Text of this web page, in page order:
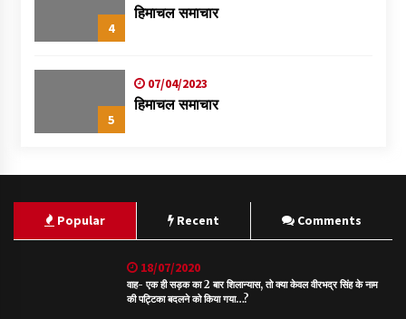
4
हिमाचल समाचार
5
07/04/2023
हिमाचल समाचार
Popular Recent Comments
18/07/2020
वाह- एक ही सड़क का 2 बार शिलान्यास, तो क्या केवल वीरभद्र सिंह के नाम
की पट्टिका बदलने को किया गया…?